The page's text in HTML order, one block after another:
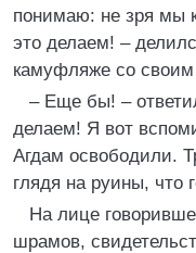
понимаю: не зря мы
это делаем! –
камуфляже со
– Еще бы! –
делаем! Я вот
Агдам освободили.
глядя на руины, что
На лице
шрамов,